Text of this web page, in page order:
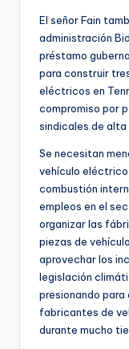
El señor Fain
administración
préstamo
para construir
eléctricos en
compromiso por
sindicales de alta
Se necesitan
vehículo
combustión
empleos en el
organizar las
piezas de
aprovechar los
legislación
presionando para
fabricantes de
durante mucho